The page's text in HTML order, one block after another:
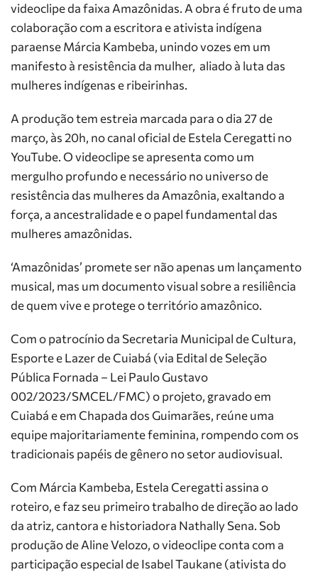
videoclipe da faixa Amazônidas. A obra é fruto de uma
colaboração com a escritora e ativista indígena
paraense Márcia Kambeba, unindo vozes em um
manifesto à resistência da mulher, aliado à luta das
mulheres indígenas e ribeirinhas.
A produção tem estreia marcada para o dia 27 de
março, às 20h, no canal oficial de Estela Ceregatti no
YouTube. O videoclipe se apresenta como um
mergulho profundo e necessário no universo de
resistência das mulheres da Amazônia, exaltando a
força, a ancestralidade e o papel fundamental das
mulheres amazônidas.
‘Amazônidas’ promete ser não apenas um lançamento
musical, mas um documento visual sobre a resiliência
de quem vive e protege o território amazônico.
Com o patrocínio da Secretaria Municipal de Cultura,
Esporte e Lazer de Cuiabá (via Edital de Seleção
Pública Fornada – Lei Paulo Gustavo
002/2023/SMCEL/FMC) o projeto, gravado em
Cuiabá e em Chapada dos Guimarães, reúne uma
equipe majoritariamente feminina, rompendo com os
tradicionais papéis de gênero no setor audiovisual.
Com Márcia Kambeba, Estela Ceregatti assina o
roteiro, e faz seu primeiro trabalho de direção ao lado
da atriz, cantora e historiadora Nathally Sena. Sob
produção de Aline Velozo, o videoclipe conta com a
participação especial de Isabel Taukane (ativista do